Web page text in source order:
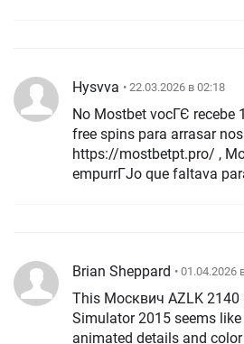
Hysvva • 22.03.2026 в 02:18
No Mostbet vocГЄ recebe
free spins para arrasar nos
https://mostbetpt.pro/ ,
empurrГЈo que faltava
Brian Sheppard • 01.04.2026
This Москвич AZLK 2140
Simulator 2015 seems
animated details and